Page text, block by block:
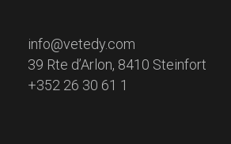
info@vetedy.com
39 Rte d’Arlon, 8410 Steinfort
+352 26 30 61 1